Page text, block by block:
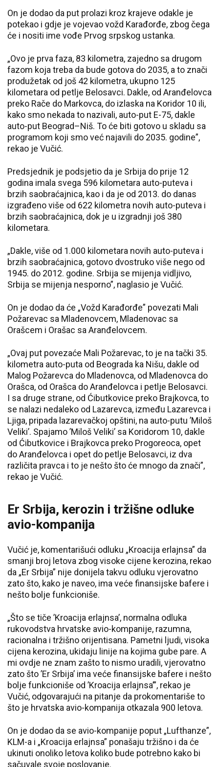
On je dodao da put prolazi kroz krajeve odakle je
potekao i gdje je vojevao vožd Karađorđe, zbog čega
će i nositi ime vođe Prvog srpskog ustanka.
„Ovo je prva faza, 83 kilometra, zajedno sa drugom
fazom koja treba da bude gotova do 2035, a to znači
produžetak od još 42 kilometra, ukupno 125
kilometara od petlje Belosavci. Dakle, od Aranđelovca
preko Rače do Markovca, do izlaska na Koridor 10 ili,
kako smo nekada to nazivali, auto-put E-75, dakle
auto-put Beograd–Niš. To će biti gotovo u skladu sa
programom koji smo već najavili do 2035. godine”,
rekao je Vučić.
Predsjednik je podsjetio da je Srbija do prije 12
godina imala svega 596 kilometara auto-puteva i
brzih saobraćajnica, kao i da je od 2013. do danas
izgrađeno više od 622 kilometra novih auto-puteva i
brzih saobraćajnica, dok je u izgradnji još 380
kilometara.
„Dakle, više od 1.000 kilometara novih auto-puteva i
brzih saobraćajnica, gotovo dvostruko više nego od
1945. do 2012. godine. Srbija se mijenja vidljivo,
Srbija se mijenja nesporno”, naglasio je Vučić.
On je dodao da će „Vožd Karađorđe” povezati Mali
Požarevac sa Mladenovcem, Mladenovac sa
Orašcem i Orašac sa Aranđelovcem.
„Ovaj put povezaće Mali Požarevac, to je na tački 35.
kilometra auto-puta od Beograda ka Nišu, dakle od
Malog Požarevca do Mladenovca, od Mladenovca do
Orašca, od Orašca do Aranđelovca i petlje Belosavci.
I sa druge strane, od Ćibutkovice preko Brajkovca, to
se nalazi nedaleko od Lazarevca, između Lazarevca i
Ljiga, pripada lazarevačkoj opštini, na auto-putu ’Miloš
Veliki’. Spajamo ’Miloš Veliki’ sa Koridorom 10, dakle
od Ćibutkovice i Brajkovca preko Progoreoca, opet
do Aranđelovca i opet do petlje Belosavci, iz dva
različita pravca i to je nešto što će mnogo da znači”,
rekao je Vučić.
Er Srbija, kerozin i tržišne odluke
avio-kompanija
Vučić je, komentarišući odluku „Kroacija erlajnsa” da
smanji broj letova zbog visoke cijene kerozina, rekao
da „Er Srbija” nije donijela takvu odluku vjerovatno
zato što, kako je naveo, ima veće finansijske bafere i
nešto bolje funkcioniše.
„Što se tiče ’Kroacija erlajnsa’, normalna odluka
rukovodstva hrvatske avio-kompanije, razumna,
racionalna i tržišno orijentisana. Pametni ljudi, visoka
cijena kerozina, ukidaju linije na kojima gube pare. A
mi ovdje ne znam zašto to nismo uradili, vjerovatno
zato što ’Er Srbija’ ima veće finansijske bafere i nešto
bolje funkcioniše od ’Kroacija erlajnsa’”, rekao je
Vučić, odgovarajući na pitanje da prokomentariše to
što je hrvatska avio-kompanija otkazala 900 letova.
On je dodao da se avio-kompanije poput „Lufthanze”,
KLM-a i „Kroacija erlajnsa” ponašaju tržišno i da će
ukinuti onoliko letova koliko bude potrebno kako bi
sačuvale svoje poslovanje.